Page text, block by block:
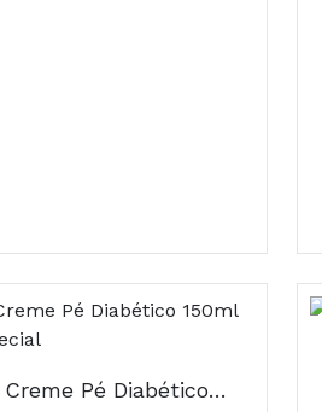
Akildia Creme Pé Diabético 150ml Preço Especial